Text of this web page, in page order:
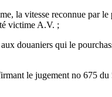
la vitesse reconnue par
victime A.V. ;
douaniers qui le
le jugement no 675